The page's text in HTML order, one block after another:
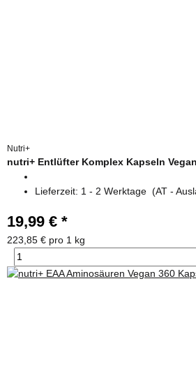
Nutri+
nutri+ Entlüfter Komplex Kapseln
Lieferzeit: 1 - 2 Werktage (AT -
19,99 € *
223,85 € pro 1 kg